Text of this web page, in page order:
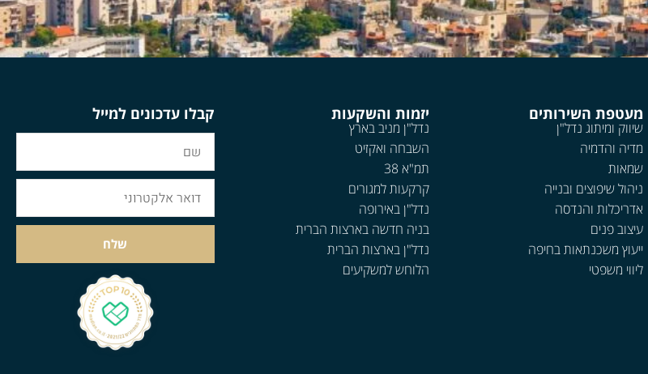
מעטפת השירותים
שיווק ומיתוג נדל"ן
מדיה והדמיה
שמאות
ניהול שיפוצים ובנייה
אדריכלות והנדסה
עיצוב פנים
ייעוץ משכנתאות בחיפה
ליווי משפטי
יזמות והשקעות
נדל"ן מניב בארץ
השבחה ואקזיט
תמ"א 38
קרקעות למגורים
נדל"ן באירופה
בניה חדשה בארצות הברית
נדל"ן בארצות הברית
הלוחש למשקיעים
קבלו עדכונים למייל
שלח